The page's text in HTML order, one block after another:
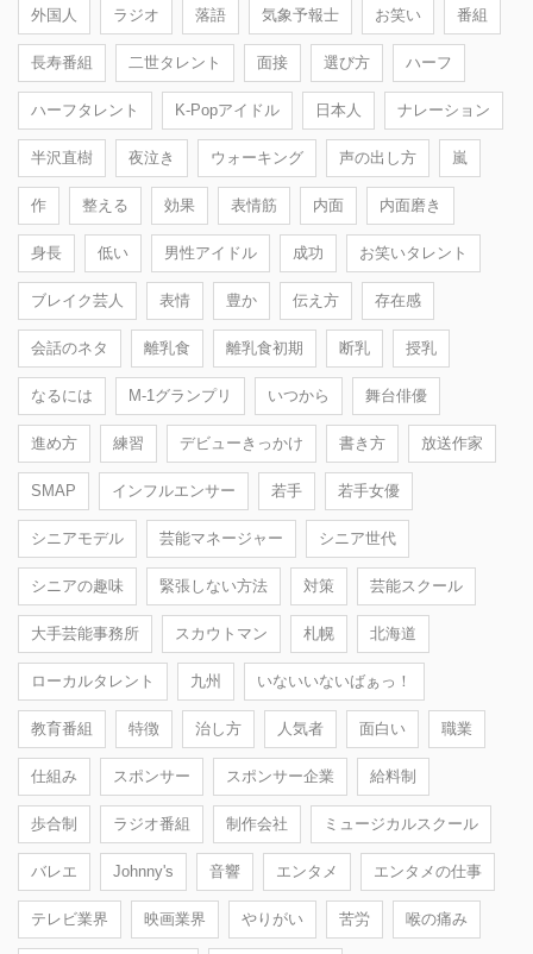
外国人 ラジオ 落語 気象予報士 お笑い 番組
長寿番組 二世タレント 面接 選び方 ハーフ
ハーフタレント K-Popアイドル 日本人 ナレーション
半沢直樹 夜泣き ウォーキング 声の出し方 嵐
作 整える 効果 表情筋 内面 内面磨き
身長 低い 男性アイドル 成功 お笑いタレント
ブレイク芸人 表情 豊か 伝え方 存在感
会話のネタ 離乳食 離乳食初期 断乳 授乳
なるには M-1グランプリ いつから 舞台俳優
進め方 練習 デビューきっかけ 書き方 放送作家
SMAP インフルエンサー 若手 若手女優
シニアモデル 芸能マネージャー シニア世代
シニアの趣味 緊張しない方法 対策 芸能スクール
大手芸能事務所 スカウトマン 札幌 北海道
ローカルタレント 九州 いないいないばぁっ！
教育番組 特徴 治し方 人気者 面白い 職業
仕組み スポンサー スポンサー企業 給料制
歩合制 ラジオ番組 制作会社 ミュージカルスクール
バレエ Johnny's 音響 エンタメ エンタメの仕事
テレビ業界 映画業界 やりがい 苦労 喉の痛み